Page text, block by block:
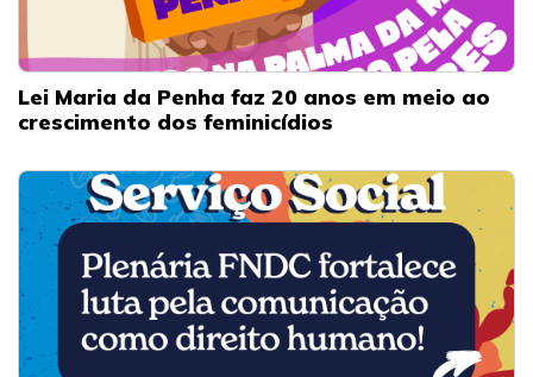
Lei Maria da Penha faz 20 anos em meio ao
crescimento dos feminicídios